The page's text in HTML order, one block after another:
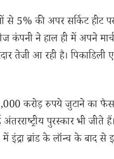
से 5% की अपर सर्किट हीट
कंपनी ने हाल ही में अपने
तेजी आ रही है। पिकाडिली
करोड़ रुपये जुटाने का
पुरस्कार भी जीते
ब्रांड के लॉन्च के बाद